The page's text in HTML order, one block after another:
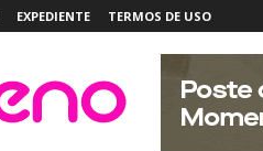
EXPEDIENTE TERMOS DE USO